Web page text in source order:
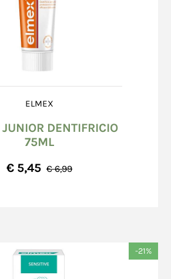
ELMEX
DENTIFRICIO
75ML
€ 5,45 € 6,99
-21%